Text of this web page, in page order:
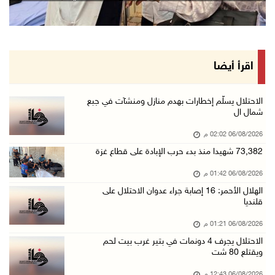
06/آب/2026 12:36 م
"التعاون الإسلامي" تدين عدوان الاحتلال على مخ ...
الحصار يعيد صناعة الفخار إلى الواجهة في غزة
الاحتلال يواصل تجريف الأراضي في زبوبا وعربونة ...
محافظة القدس: العدوان على مخيم قلنديا يستهدف ...
الاحتلال يعتقل 3 مواطنين من أريحا
06/آب/2026 12:15 م
الاحتلال يهدم منزلا شرق الخليل
06/آب/2026 11:50 ص
اقرأ أيضا
الاحتلال يسلّم إخطارات بهدم منازل ومنشآت في جبع
شمال ال
06/08/2026 02:02 م
73,382 شهيدا منذ بدء حرب الإبادة على قطاع غزة
06/08/2026 01:42 م
الهلال الأحمر: 16 إصابة جراء عدوان الاحتلال على
قلنديا
06/08/2026 01:21 م
الاحتلال يجرف 4 دونمات في بتير غرب بيت لحم
ويقتلع 80 شت